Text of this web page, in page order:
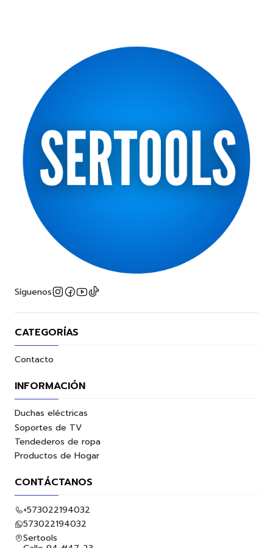
Síguenos
CATEGORÍAS
Contacto
INFORMACIÓN
Duchas eléctricas
Soportes de TV
Tendederos de ropa
Productos de Hogar
CONTÁCTANOS
+573022194032
573022194032
Sertools